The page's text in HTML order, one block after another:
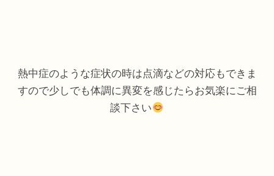
熱中症のような症状の時は点滴などの対応もできま
すので少しでも体調に異変を感じたらお気楽にご相
談下さい